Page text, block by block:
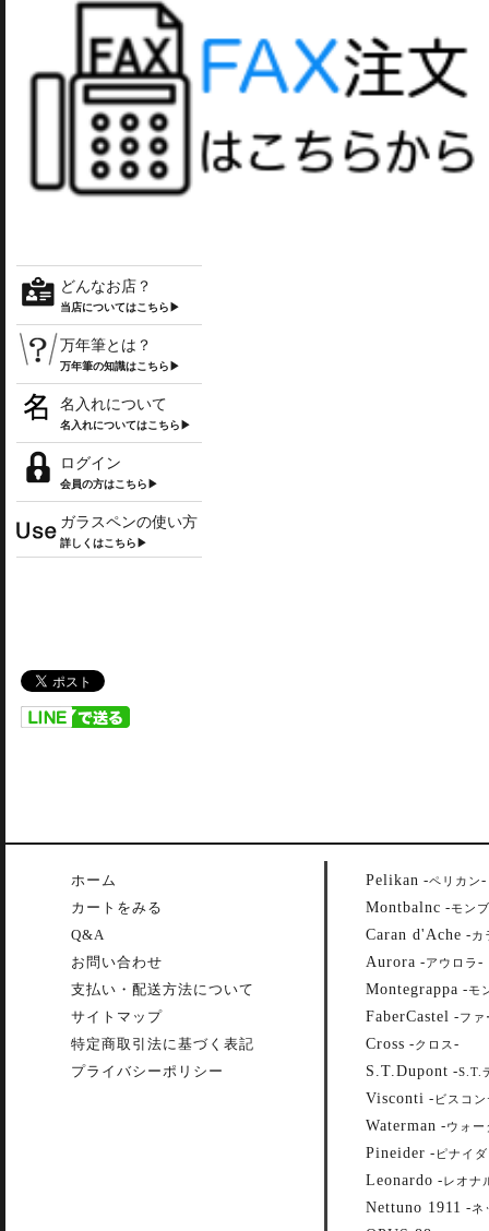
どんなお店？
当店についてはこちら▶
万年筆とは？
万年筆の知識はこちら▶
名入れについて
名入れについてはこちら▶
ログイン
会員の方はこちら▶
ガラスペンの使い方
詳しくはこちら▶
ホーム
カートをみる
Q&A
お問い合わせ
支払い・配送方法について
サイトマップ
特定商取引法に基づく表記
プライバシーポリシー
Pelikan -ペリカン-
Montbalnc -モン
Caran d'Ache -カ
Aurora -アウロラ -
Montegrappa -モ
FaberCastel -ファ
Cross -クロス -
S.T.Dupont -S.T.
Visconti - ビスコ
Waterman -ウォー
Pineider - ピナイ
Leonardo -レオナ
Nettuno 1911 -ネ